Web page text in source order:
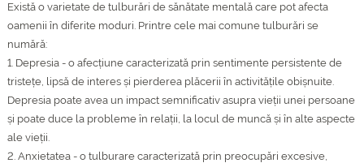
Există o varietate de tulburări de sănătate mentală care pot afecta
oamenii în diferite moduri. Printre cele mai comune tulburări se
numără:
1. Depresia - o afecțiune caracterizată prin sentimente persistente de
tristețe, lipsă de interes și pierderea plăcerii în activitățile obișnuite.
Depresia poate avea un impact semnificativ asupra vieții unei persoane
și poate duce la probleme în relații, la locul de muncă și în alte aspecte
ale vieții.
2. Anxietatea - o tulburare caracterizată prin preocupări excesive,